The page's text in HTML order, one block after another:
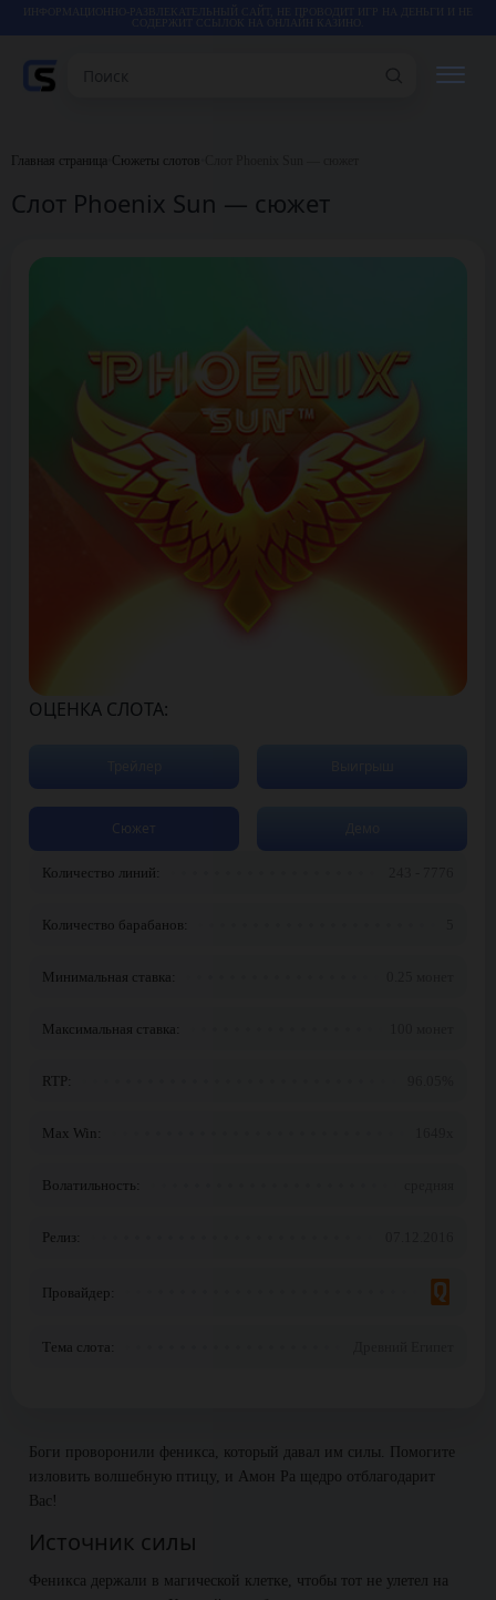
СОДЕРЖИТ ССЫЛОК НА ОНЛАЙН КАЗИНО.
КАЗИНО
Главная страница Сюжеты слотов
Слот Phoenix Sun — сюжет
ОЦЕНКА СЛОТА:
Количество линий:
Количество барабанов:
Минимальная ставка:
Максимальная ставка:
RTP:
Max Win:
Волатильность:
Релиз:
Провайдер:
Тема слота:
Сюжет
Боги проворонили феникса, который давал им силы. Помогите
изловить волшебную птицу, и Амон Ра щедро отблагодарит
Вас!
Источник силы
Феникса держали в магической клетке, чтобы тот не улетел на